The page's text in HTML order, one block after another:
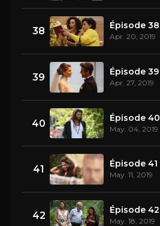
38 Épisode 38
Apr. 20, 2019
39 Épisode 39
Apr. 27, 2019
40 Épisode 40
May. 04, 2019
41 Épisode 41
May. 11, 2019
42 Épisode 42
May. 18, 2019